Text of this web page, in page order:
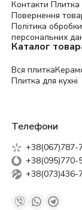
Контакти
Повернення
Політика обробки
персональних
Каталог
Вся плитка
Плитка для кухні
Телефони
+38(067)787-
+38(095)770-
+38(073)436-